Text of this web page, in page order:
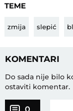
TEME
zmija slepić
KOMENTARI
Do sada nije bilo
ostaviti komentar.